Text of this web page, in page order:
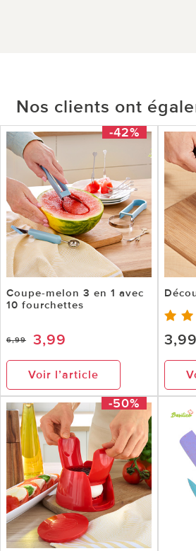
Nos clients ont
-42%
Coupe-melon 3 en 1 avec
10 fourchettes
6,99 3,99
Voir l’article
3,99
-50%